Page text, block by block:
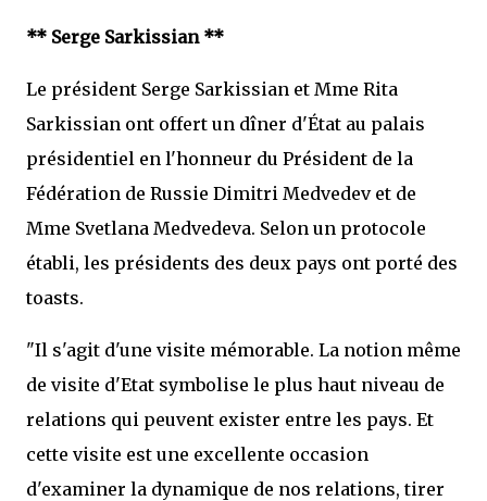
** Serge Sarkissian **
Le président Serge Sarkissian et Mme Rita
Sarkissian ont offert un dîner d'État au palais
présidentiel en l'honneur du Président de la
Fédération de Russie Dimitri Medvedev et de
Mme Svetlana Medvedeva. Selon un protocole
établi, les présidents des deux pays ont porté des
toasts.
"Il s'agit d'une visite mémorable. La notion même
de visite d'Etat symbolise le plus haut niveau de
relations qui peuvent exister entre les pays. Et
cette visite est une excellente occasion
d'examiner la dynamique de nos relations, tirer